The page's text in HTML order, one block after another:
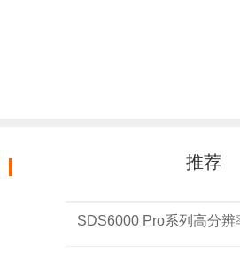
推荐
SDS6000 Pro系列高分辨